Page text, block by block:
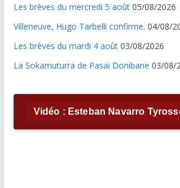
Les brèves du mercredi 5 août 05/08/2026
Villeneuve, Hugo Tarbelli confirme. 04/08/
Les brèves du mardi 4 août 03/08/2026
La Sokamuturra de Pasai Donibane 03/08/
Vidéo : Esteban Navarro